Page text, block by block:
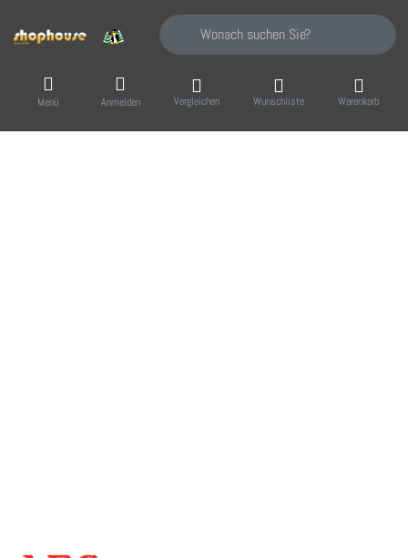
Geben Sie einen Suchbegriff ein. Während
Menü Anmelden Vergleichen Wunschliste Warenkorb